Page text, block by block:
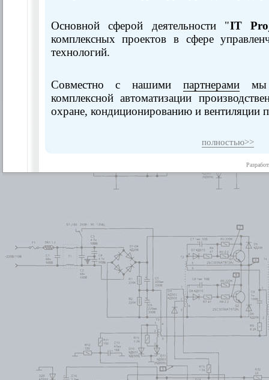
Основной сферой деятельности "IT
комплексных проектов в сфере
технологий.
Совместно с нашимипартнерами мы
комплексной автоматизации
охране, кондиционированию и
полностью>>